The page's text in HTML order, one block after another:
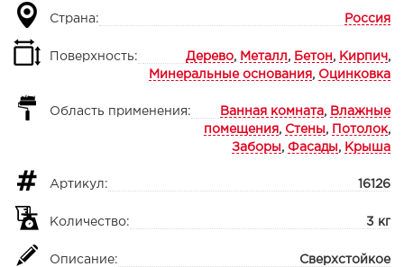
Страна: Россия
Поверхность: Дерево, Металл , Бетон , Кирпич ,
Минеральные основания , Оцинковка
Область применения: Ванная комната, Влажные
помещения , Стены , Потолок,
Заборы , Фасады , Крыша
Артикул: 16126
Количество: 3 кг
Описание: Сверхстойкое